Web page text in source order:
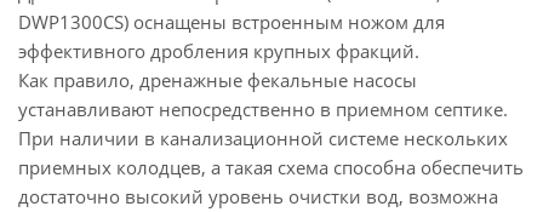
DWP1300CS) оснащены встроенным ножом для
эффективного дробления крупных фракций.
Как правило, дренажные фекальные насосы
устанавливают непосредственно в приемном септике.
При наличии в канализационной системе нескольких
приемных колодцев, а такая схема способна обеспечить
достаточно высокий уровень очистки вод, возможна